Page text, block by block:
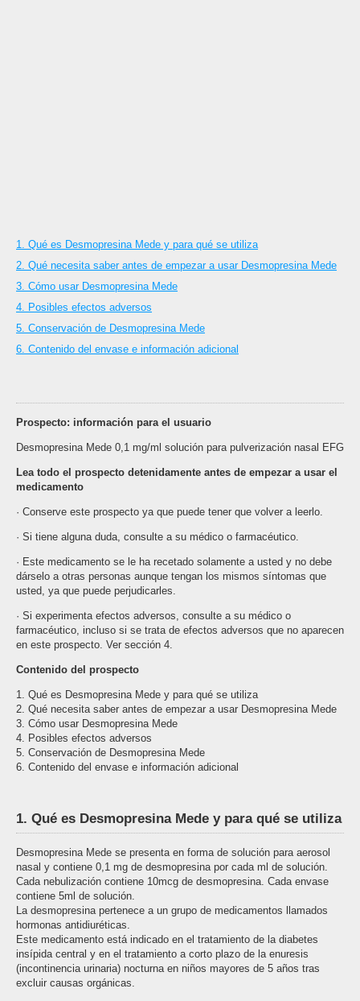
1. Qué es Desmopresina Mede y para qué se utiliza
2. Qué necesita saber antes de empezar a usar Desmopresina Mede
3. Cómo usar Desmopresina Mede
4. Posibles efectos adversos
5. Conservación de Desmopresina Mede
6. Contenido del envase e información adicional
Prospecto: información para el usuario
Desmopresina Mede 0,1 mg/ml solución para pulverización nasal EFG
Lea todo el prospecto detenidamente antes de empezar a usar el
medicamento
· Conserve este prospecto ya que puede tener que volver a leerlo.
· Si tiene alguna duda, consulte a su médico o farmacéutico.
· Este medicamento se le ha recetado solamente a usted y no debe
dárselo a otras personas aunque tengan los mismos síntomas que
usted, ya que puede perjudicarles.
· Si experimenta efectos adversos, consulte a su médico o
farmacéutico, incluso si se trata de efectos adversos que no aparecen
en este prospecto. Ver sección 4.
Contenido del prospecto
1. Qué es Desmopresina Mede y para qué se utiliza
2. Qué necesita saber antes de empezar a usar Desmopresina Mede
3. Cómo usar Desmopresina Mede
4. Posibles efectos adversos
5. Conservación de Desmopresina Mede
6. Contenido del envase e información adicional
1. Qué es Desmopresina Mede y para qué se utiliza
Desmopresina Mede se presenta en forma de solución para aerosol
nasal y contiene 0,1 mg de desmopresina por cada ml de solución.
Cada nebulización contiene 10mcg de desmopresina. Cada envase
contiene 5ml de solución.
La desmopresina pertenece a un grupo de medicamentos llamados
hormonas antidiuréticas.
Este medicamento está indicado en el tratamiento de la diabetes
insípida central y en el tratamiento a corto plazo de la enuresis
(incontinencia urinaria) nocturna en niños mayores de 5 años tras
excluir causas orgánicas.